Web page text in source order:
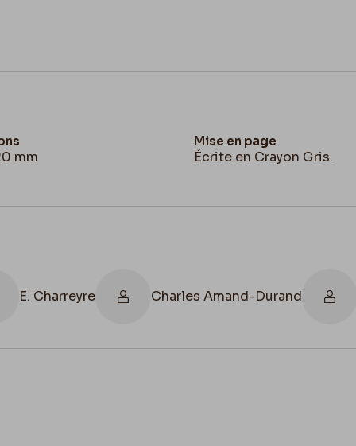
mm
Mise en page
Écrite en Crayon Gris.
E. Charreyre Charles Amand-Durand